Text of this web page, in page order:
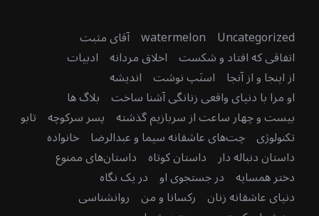
Uncategorized
watermelon آقای مثبت
اتفاقی که افتاد و شکست اخلاق مردانه ادبیات
از اینجا و از آنجا اسنَپ نوشت اندیشه
او مرا با دنیای واقعی زنانگی آشنا ساخت بلاگ ها
بیست و چهار ساعت از سربازیم گذشته پسر سرکوچه تابو
تکنولوژی چت‌های عاشقانه سیما و عبدالرضا خانواده
داستان دنباله دار داستان کوتاه داستان‌های ممنوع
دختر همسایه در جستجوی او در یک نگاه
دنیای عاشقانه زنان رکسانا و من روانشناسی